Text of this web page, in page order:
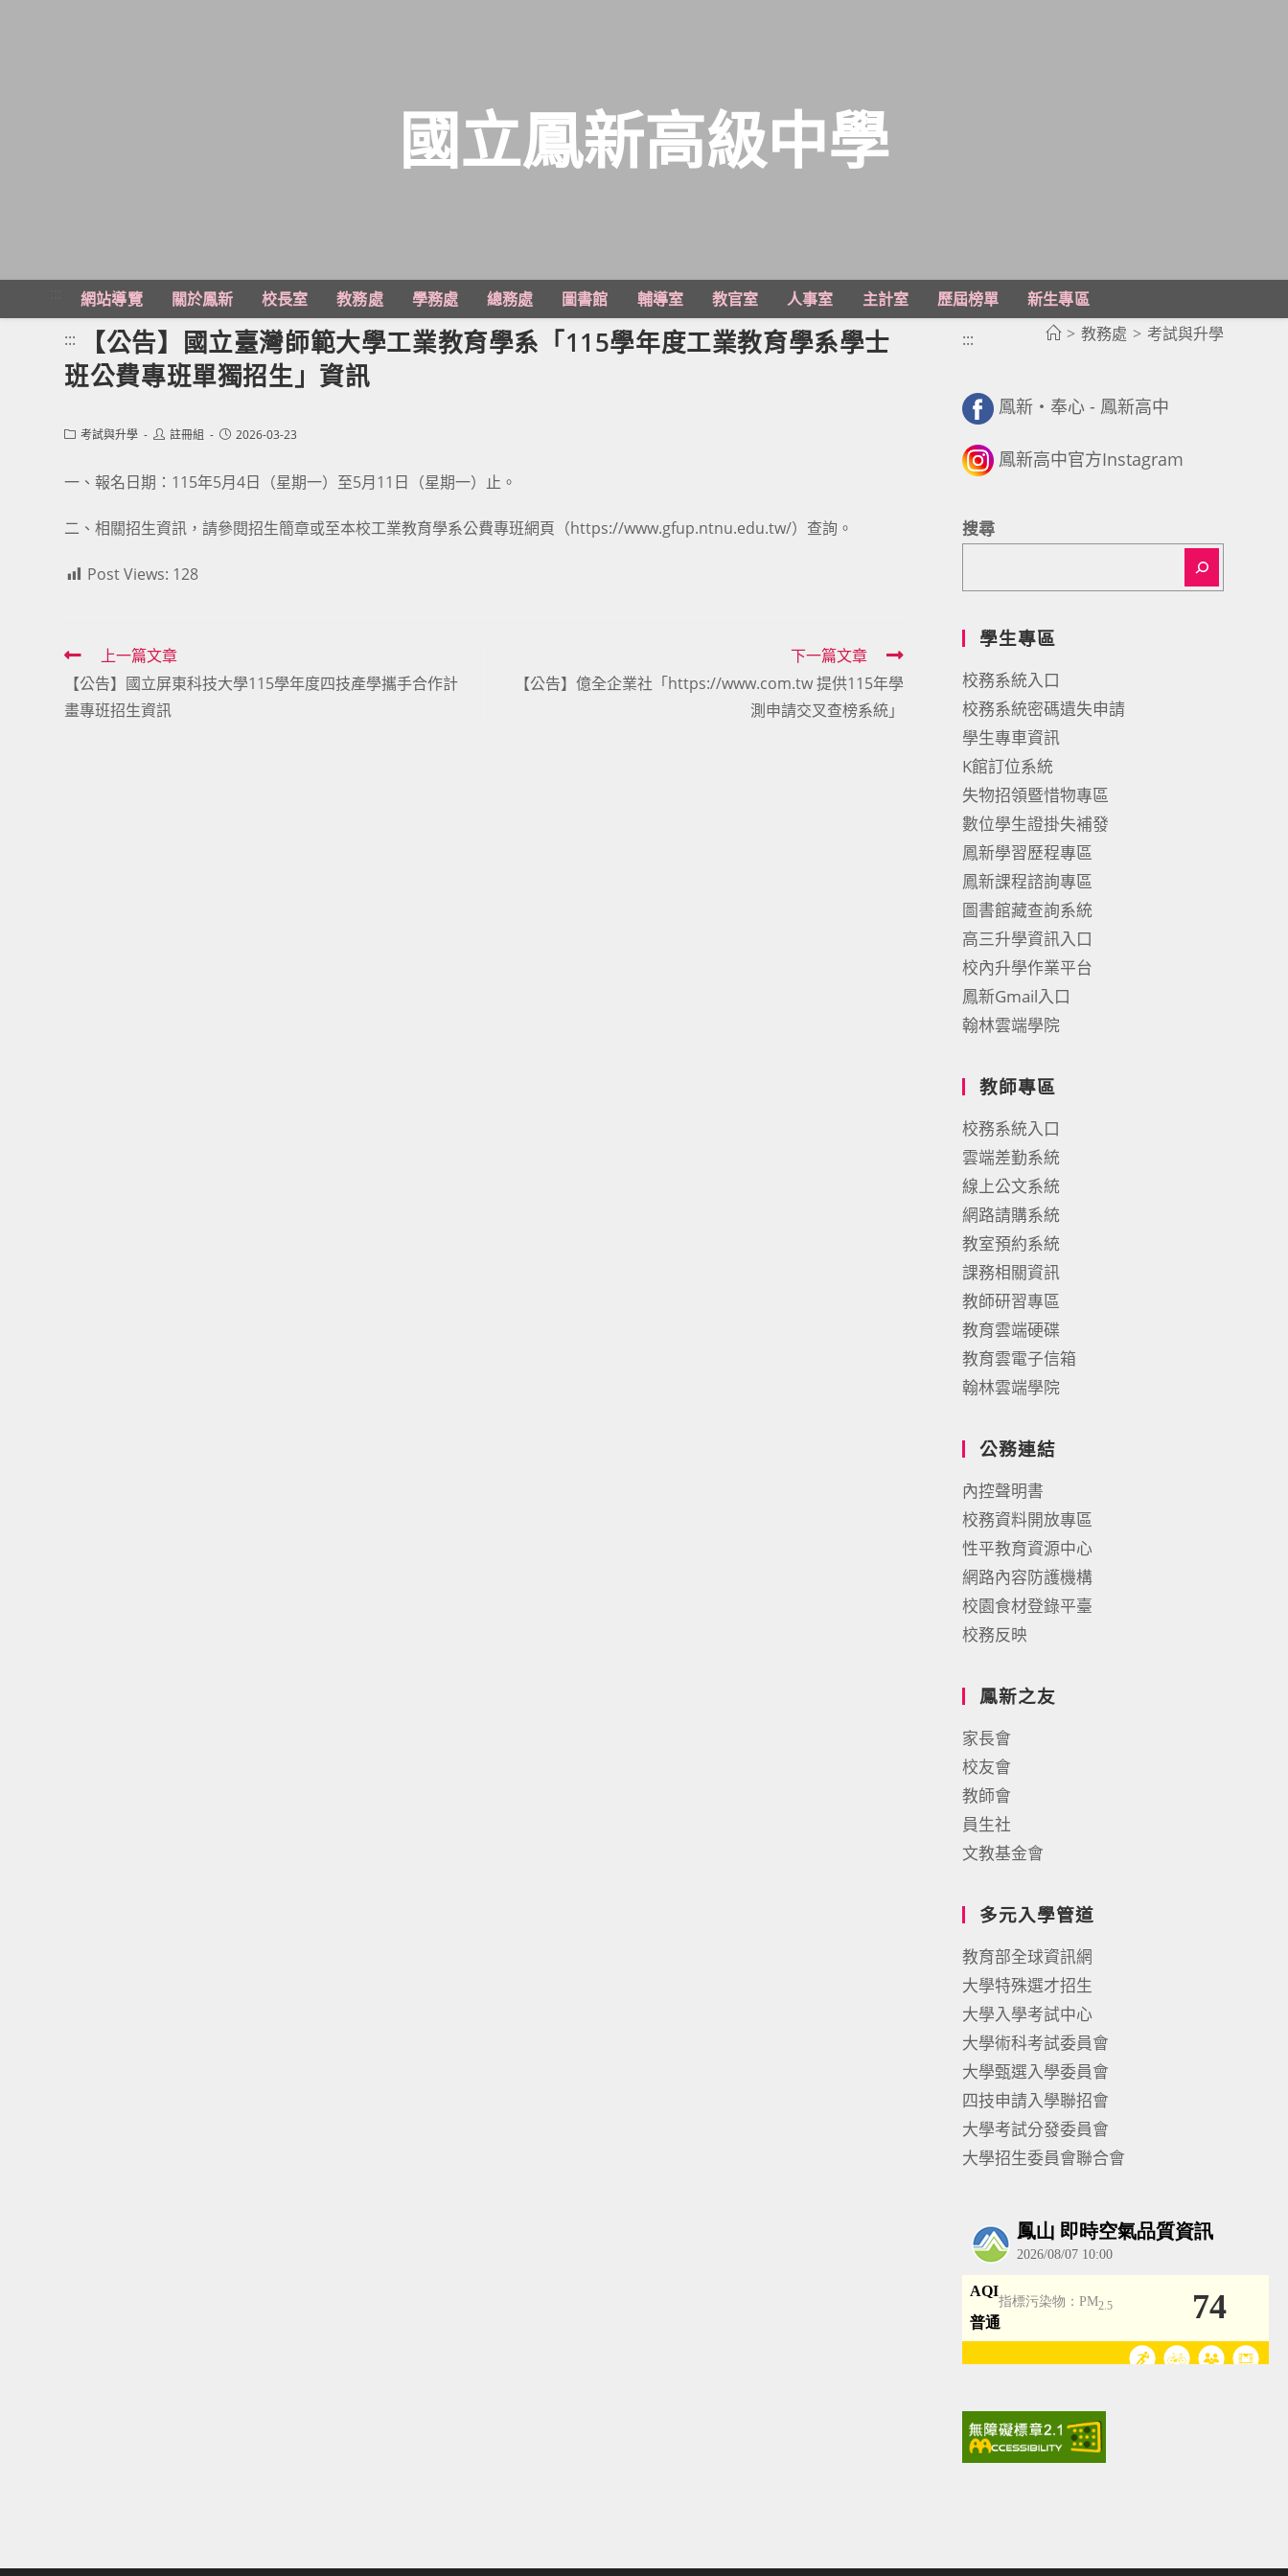
主
國立鳳新高級中學
網站導覽 關於鳳新 校長室 教務處 學務處 總務處 圖書館 輔導室 教官室 人事室 主計室 歷屆榜單
新生專區
> 教務處 > 考試與升學
:::
【公告】國立臺灣師範大學工業教育學系「115學年度工業教育學系學士
班公費專班單獨招生」資訊
Post考試與升學
Post註冊組
Post2026-03-23
一、報名日期：115年5月4日（星期一）至5月11日（星期一）止。
二、相關招生資訊，請參閱招生簡章或至本校工業教育學系公費專班網頁（https://www.gfup.ntnu.edu.tw/）查詢。
Post Views: 128
Read
more
articles
上一篇文章
【公告】國立屏東科技大學115學年度四技產學攜手合作計
畫專班招生資訊
下一篇文章
【公告】億全企業社「https://www.com.tw 提供115年學
測申請交叉查榜系統」
:::
鳳新・奉心 - 鳳新高中
鳳新高中官方Instagram
搜尋
學生專區
校務系統入口
校務系統密碼遺失申請
學生專車資訊
K館訂位系統
失物招領暨惜物專區
數位學生證掛失補發
鳳新學習歷程專區
鳳新課程諮詢專區
圖書館藏查詢系統
高三升學資訊入口
校內升學作業平台
鳳新Gmail入口
翰林雲端學院
教師專區
校務系統入口
雲端差勤系統
線上公文系統
網路請購系統
教室預約系統
課務相關資訊
教師研習專區
教育雲端硬碟
教育雲電子信箱
翰林雲端學院
公務連結
內控聲明書
校務資料開放專區
性平教育資源中心
網路內容防護機構
校園食材登錄平臺
校務反映
鳳新之友
家長會
校友會
教師會
員生社
文教基金會
多元入學管道
教育部全球資訊網
大學特殊選才招生
大學入學考試中心
大學術科考試委員會
大學甄選入學委員會
四技申請入學聯招會
大學考試分發委員會
大學招生委員會聯合會